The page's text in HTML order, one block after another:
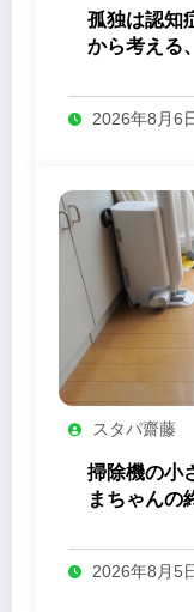
孤独は認知
から考える
2026年8月6
スタパ齋藤
掃除機の小
まちゃんの
2026年8月5